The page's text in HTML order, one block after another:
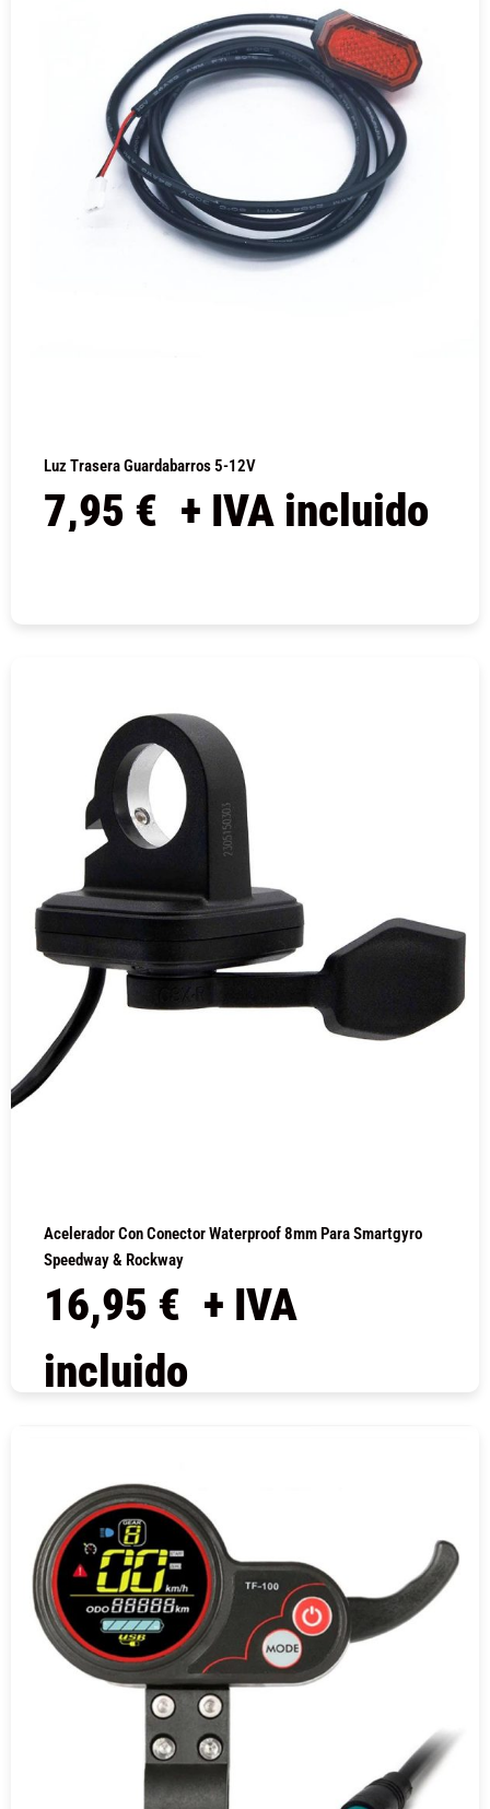
Luz Trasera Guardabarros 5-12V
7,95 € + IVA incluido
Acelerador Con Conector Waterproof 8mm Para Smartgyro
Speedway & Rockway
16,95 € + IVA
incluido